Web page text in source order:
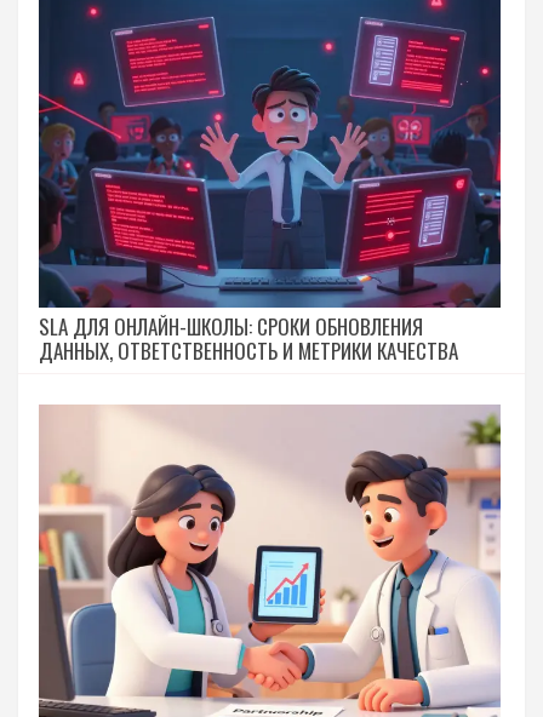
SLA ДЛЯ ОНЛАЙН-ШКОЛЫ: СРОКИ ОБНОВЛЕНИЯ
ДАННЫХ, ОТВЕТСТВЕННОСТЬ И МЕТРИКИ КАЧЕСТВА